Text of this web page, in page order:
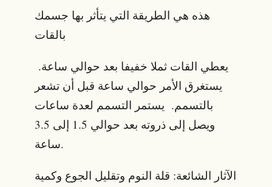
هذه هي الطريقة التي يتأثر بها جسمك
بالقات
يعطي القات ثملا خفيفا بعد حوالي ساعة.
يستغرق الأمر حوالي ساعة قبل أن تشعر
بالتسمم. يستمر التسمم لعدة ساعات
ويصل إلى ذروته بعد حوالي 1.5 إلى 3.5
ساعة.
الآثار الشائعة: قلة النوم وتقليل الجوع وكمية